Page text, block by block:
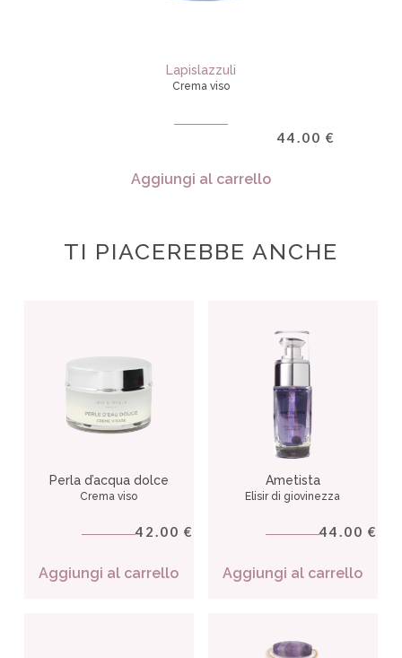
Lapislazzuli
Crema viso
44.00 €
Aggiungi al carrello
TI PIACEREBBE ANCHE
Perla d’acqua dolce
Crema viso
42.00 €
Aggiungi al carrello
Ametista
Elisir di giovinezza
44.00 €
Aggiungi al carrello